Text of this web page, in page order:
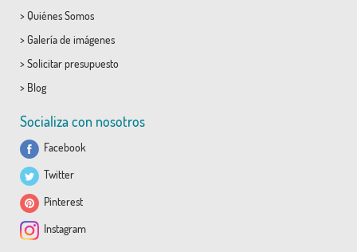
> Quiénes Somos
> Galería de imágenes
> Solicitar presupuesto
> Blog
Socializa con nosotros
Facebook
Twitter
Pinterest
Instagram